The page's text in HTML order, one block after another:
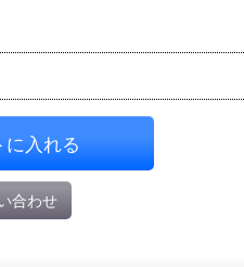
に入れる
合わせ